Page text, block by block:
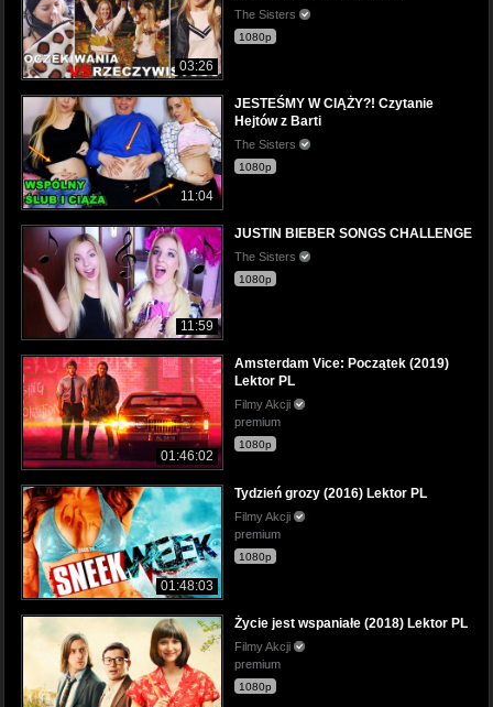
03:26
The Sisters
1080p
11:04
JESTEŚMY W CIĄŻY?! Czytanie
Hejtów z Barti
The Sisters
1080p
11:59
JUSTIN BIEBER SONGS CHALLENGE
The Sisters
1080p
01:46:02
Amsterdam Vice: Początek (2019)
Lektor PL
Filmy Akcji
premium
1080p
01:48:03
Tydzień grozy (2016) Lektor PL
Filmy Akcji
premium
1080p
Życie jest wspaniałe (2018) Lektor PL
Filmy Akcji
premium
1080p